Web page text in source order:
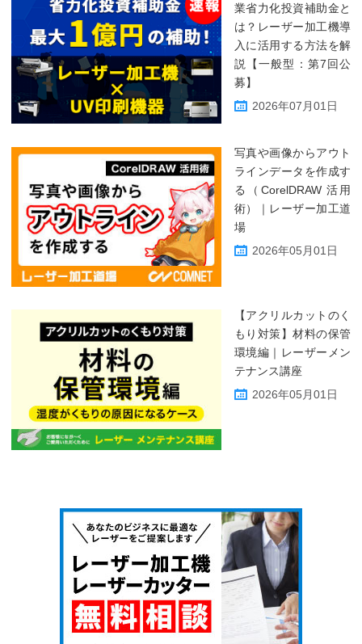
業省力化投資補助金と
は？レーザー加工機導
入に活用する方法を解
説【一般型：第7回公
募】
2026年07月01日
写真や画像からアウト
ラインデータを作成す
る（CorelDRAW 活用
術）｜レーザー加工道
場
2026年05月01日
【アクリルカットのく
もり対策】材料の保管
環境編｜レーザーメン
テナンス講座
2026年05月01日